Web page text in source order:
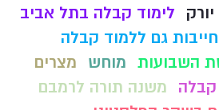
לימוד קבלה בתל אביב
גם ללמוד קבלה
השבועות מוחש
מצרים
קבלה
משנה תורה לרמבם